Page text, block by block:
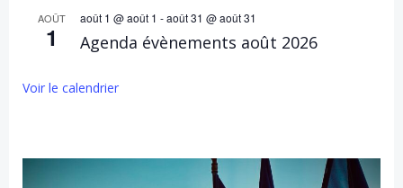
AOÛT
1
août 1 @ août 1 -août 31 @ août 31
Agenda évènements août 2026
Voir le calendrier